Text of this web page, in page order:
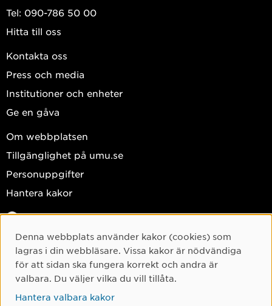
Tel: 090-786 50 00
Hitta till oss
Kontakta oss
Press och media
Institutioner och enheter
Ge en gåva
Om webbplatsen
Tillgänglighet på umu.se
Personuppgifter
Hantera kakor
Facebook
Instagram
TikTok
Youtube
Cookie-samtycke
Denna webbplats använder kakor (cookies) som
lagras i din webbläsare. Vissa kakor är nödvändiga
för att sidan ska fungera korrekt och andra är
valbara. Du väljer vilka du vill tillåta.
Hantera valbara kakor